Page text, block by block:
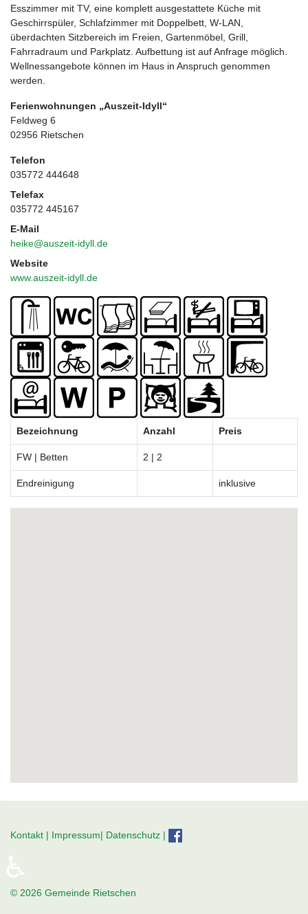
Esszimmer mit TV, eine komplett ausgestattete Küche mit
Geschirrspüler, Schlafzimmer mit Doppelbett, W-LAN,
überdachten Sitzbereich im Freien, Gartenmöbel, Grill,
Fahrradraum und Parkplatz. Aufbettung ist auf Anfrage möglich.
Wellnessangebote können im Haus in Anspruch genommen
werden.
Ferienwohnungen „Auszeit-Idyll“
Feldweg 6
02956 Rietschen
Telefon
035772 444648
Telefax
035772 445167
E-Mail
heike@auszeit-idyll.de
Website
www.auszeit-idyll.de
Bezeichnung Anzahl Preis
FW | Betten 2 | 2
Endreinigung inklusive
Kontakt | Impressum| Datenschutz |
© 2026 Gemeinde Rietschen